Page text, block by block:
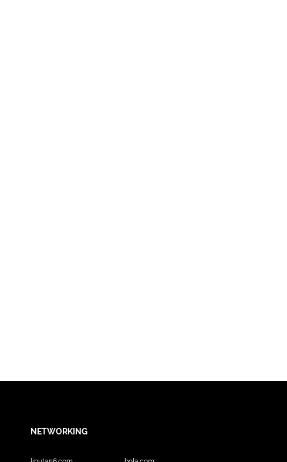
NETWORKING